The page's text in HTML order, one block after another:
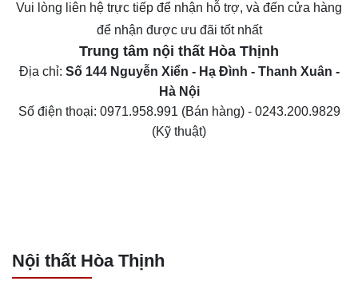
Vui lòng liên hệ trực tiếp để nhận hỗ trợ, và đến cửa hàng
để nhận được ưu đãi tốt nhất
Trung tâm nội thất Hòa Thịnh
Địa chỉ: Số 144 Nguyễn Xiển - Hạ Đình - Thanh Xuân -
Hà Nội
Số điện thoại: 0971.958.991 (Bán hàng) - 0243.200.9829
(Kỹ thuật)
Nội thất Hòa Thịnh